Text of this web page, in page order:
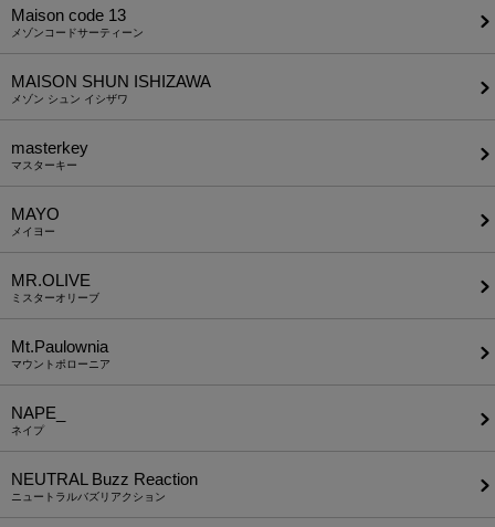
Maison code 13
メゾンコードサーティーン
MAISON SHUN ISHIZAWA
メゾン シュン イシザワ
masterkey
マスターキー
MAYO
メイヨー
MR.OLIVE
ミスターオリーブ
Mt.Paulownia
マウントポローニア
NAPE_
ネイプ
NEUTRAL Buzz Reaction
ニュートラルバズリアクション